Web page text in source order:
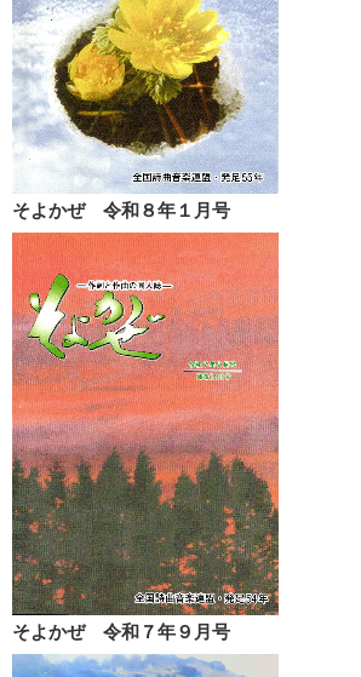
そよかぜ 令和８年１月号
そよかぜ 令和７年９月号